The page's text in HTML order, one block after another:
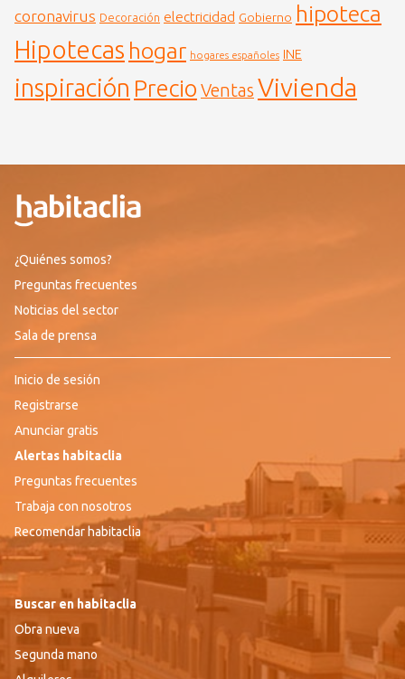
coronavirus Decoración electricidad Gobierno hipoteca
Hipotecas hogar hogares españoles INE
inspiración Precio Ventas Vivienda
¿Quiénes somos?
Preguntas frecuentes
Noticias del sector
Sala de prensa
Inicio de sesión
Registrarse
Anunciar gratis
Alertas habitaclia
Preguntas frecuentes
Trabaja con nosotros
Recomendar habitaclia
Buscar en habitaclia
Obra nueva
Segunda mano